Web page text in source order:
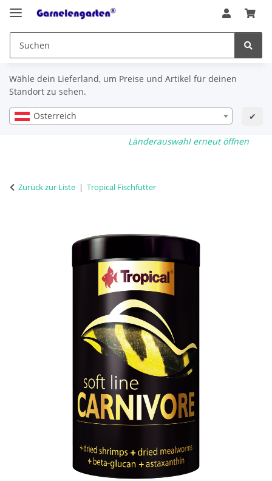
Wähle dein Lieferland, um Preise und Artikel für deinen
Standort zu sehen.
Österreich ✔
Länderauswahl erneut öffnen
Zurück zur Liste Tropical Fischfutter